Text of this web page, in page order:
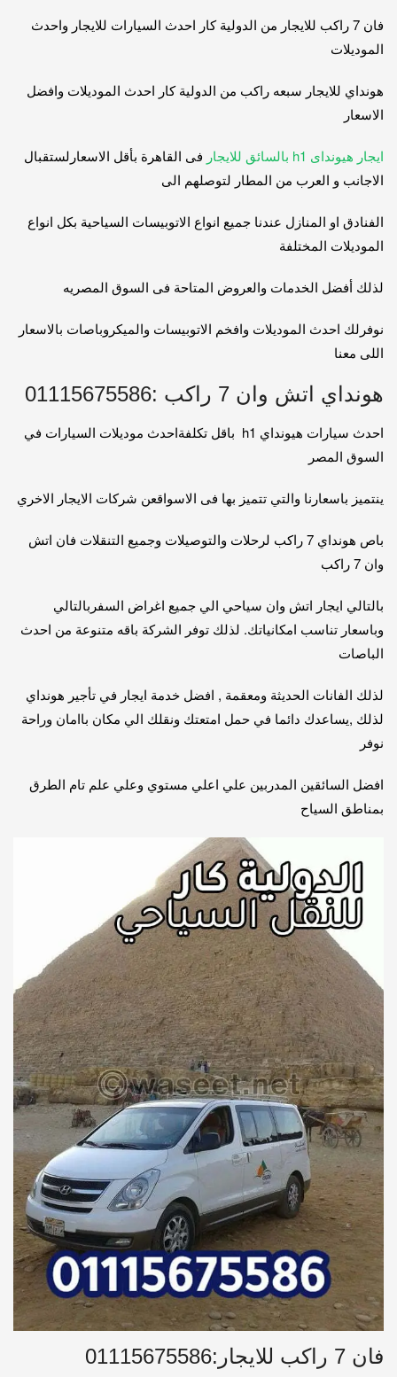
فان 7 راكب للايجار من الدولية كار احدث السيارات للايجار واحدث
الموديلات
هونداي للايجار سبعه راكب من الدولية كار احدث الموديلات وافضل
الاسعار
ايجار هيونداى h1 بالسائق للايجار
فى القاهرة بأقل الاسعارلستقبال
الاجانب و العرب من المطار لتوصلهم الى
الفنادق او المنازل عندنا جميع انواع الاتوبيسات السياحية بكل انواع
الموديلات المختلفة
لذلك أفضل الخدمات والعروض المتاحة فى السوق المصريه
نوفرلك احدث الموديلات وافخم الاتوبيسات والميكروباصات بالاسعار
اللى معنا
هونداي اتش وان 7 راكب :01115675586
احدث سيارات هيونداي h1 باقل تكلفةاحدث موديلات السيارات في
السوق المصر
ينتميز باسعارنا والتي تتميز بها فى الاسواقعن شركات الايجار الاخري
باص هونداي 7 راكب لرحلات والتوصيلات وجميع التنقلات فان اتش
وان 7 راكب
بالتالي ايجار اتش وان سياحي الي جميع اغراض السفربالتالي
وباسعار تناسب امكانياتك. لذلك توفر الشركة باقه متنوعة من احدث
الباصات
لذلك الفانات الحديثة ومعقمة , افضل خدمة ايجار في تأجير هونداي
لذلك ,يساعدك دائما في حمل امتعتك ونقلك الي مكان باامان وراحة
نوفر
افضل السائقين المدربين علي اعلي مستوي وعلي علم تام الطرق
بمناطق السياح
فان 7 راكب للايجار:01115675586